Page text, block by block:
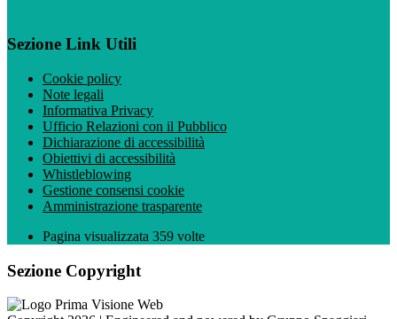
Sezione Link Utili
Cookie policy
Note legali
Informativa Privacy
Ufficio Relazioni con il Pubblico
Dichiarazione di accessibilità
Obiettivi di accessibilità
Whistleblowing
Gestione consensi cookie
Amministrazione trasparente
Pagina visualizzata 359 volte
Sezione Copyright